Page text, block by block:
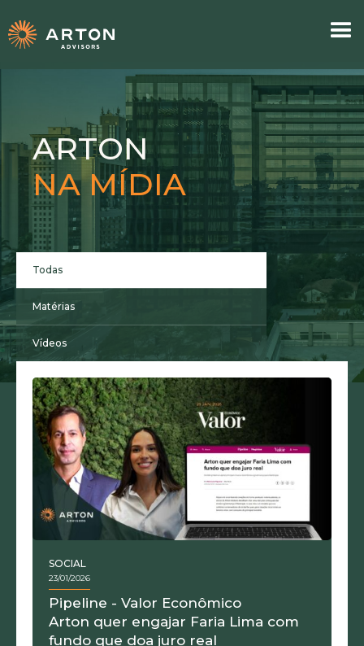
ARTON
NA MÍDIA
Todas
Matérias
Vídeos
SOCIAL
23/01/2026
Pipeline - Valor Econômico
Arton quer engajar Faria Lima com
fundo que doa juro real